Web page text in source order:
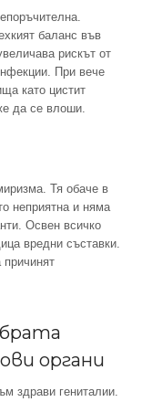
баланс във
рискът от
При вече
като цистит
да се влоши.
Тя обаче в
неприятна и няма
Освен всичко
вредни съставки.
причинят
органи
здрави гениталии.